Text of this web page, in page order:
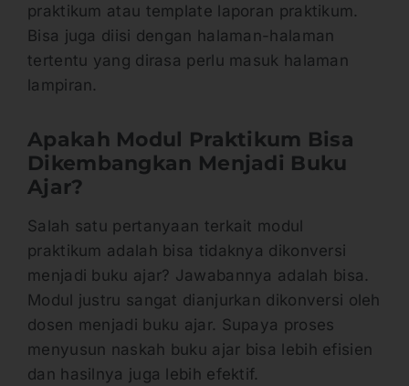
praktikum atau template laporan praktikum.
Bisa juga diisi dengan halaman-halaman
tertentu yang dirasa perlu masuk halaman
lampiran.
Apakah Modul Praktikum Bisa
Dikembangkan Menjadi Buku
Ajar?
Salah satu pertanyaan terkait modul
praktikum adalah bisa tidaknya dikonversi
menjadi buku ajar? Jawabannya adalah bisa.
Modul justru sangat dianjurkan dikonversi oleh
dosen menjadi buku ajar. Supaya proses
menyusun naskah buku ajar bisa lebih efisien
dan hasilnya juga lebih efektif.